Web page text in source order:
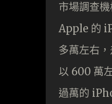
市場調查
Apple 的
多萬左右
以 600 萬
過萬的